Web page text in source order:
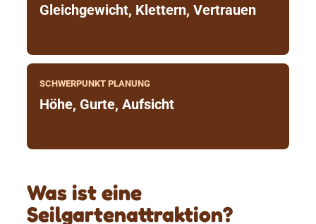
Gleichgewicht, Klettern, Vertrauen
SCHWERPUNKT PLANUNG
Höhe, Gurte, Aufsicht
Was ist eine
Seilgartenattraktion?